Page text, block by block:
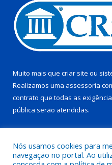
Muito mais que criar site ou
Realizamos uma assessoria
contrato que todas as
pública serão atendidas.
Nós usamos cookies para
navegação no portal. Ao